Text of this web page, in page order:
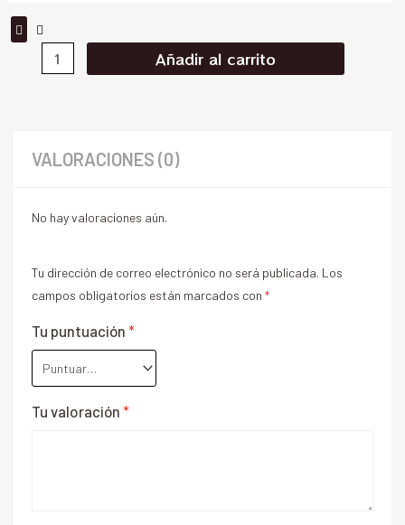
Añadir al carrito
VALORACIONES (0)
No hay valoraciones aún.
Tu dirección de correo electrónico no será publicada. Los
campos obligatorios están marcados con *
Tu puntuación *
Tu valoración *